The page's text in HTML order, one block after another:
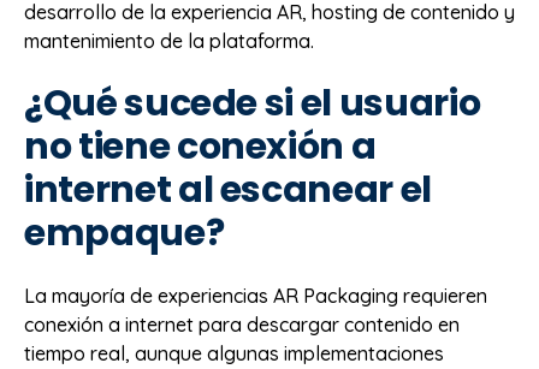
desarrollo de la experiencia AR, hosting de contenido y
mantenimiento de la plataforma.
¿Qué sucede si el usuario
no tiene conexión a
internet al escanear el
empaque?
La mayoría de experiencias AR Packaging requieren
conexión a internet para descargar contenido en
tiempo real, aunque algunas implementaciones